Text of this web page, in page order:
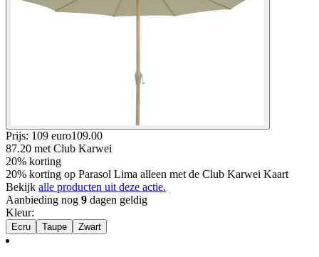
Prijs: 109 euro109.00
87.20 met Club Karwei
20% korting
20% korting op Parasol Lima alleen met de Club Karwei Kaart
Bekijk alle producten uit deze actie.
Aanbieding nog 9 dagen geldig
Kleur:
Ecru Taupe Zwart